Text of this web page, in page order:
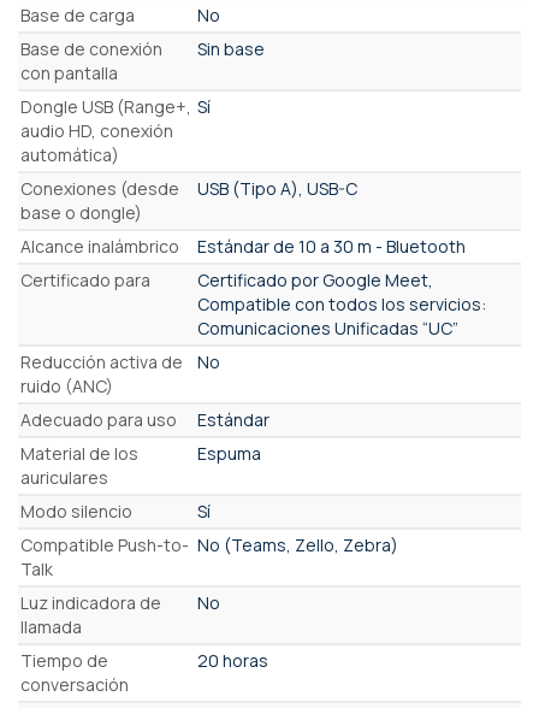
Base de carga
No
Base de conexión
con pantalla
Sin base
Dongle USB (Range+,
audio HD, conexión
automática)
Sí
Conexiones (desde
base o dongle)
USB (Tipo A), USB-C
Alcance inalámbrico
Estándar de 10 a 30 m - Bluetooth
Certificado para
Certificado por Google Meet,
Compatible con todos los servicios:
Comunicaciones Unificadas “UC”
Reducción activa de
ruido (ANC)
No
Adecuado para uso
Estándar
Material de los
auriculares
Espuma
Modo silencio
Sí
Compatible Push-to-
Talk
No (Teams, Zello, Zebra)
Luz indicadora de
llamada
No
Tiempo de
conversación
20 horas